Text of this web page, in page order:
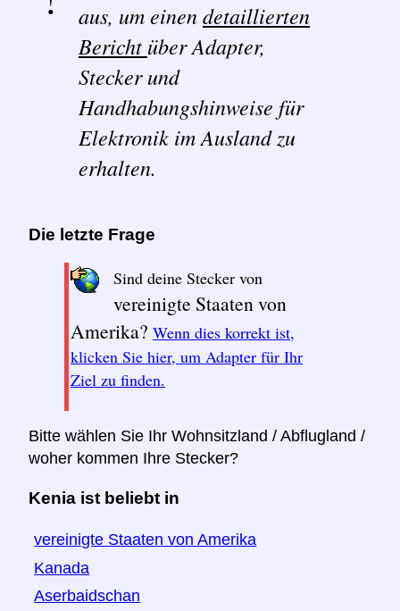
aus, um einendetaillierten
Bericht über Adapter,
Stecker und
Handhabungshinweise für
Elektronik im Ausland zu
erhalten.
Die letzte Frage
Sind deine Stecker von
vereinigte Staaten von
Amerika? Wenn dies korrekt ist,
klicken Sie hier, um Adapter für Ihr
Ziel zu finden.
Bitte wählen Sie Ihr Wohnsitzland / Abflugland /
woher kommen Ihre Stecker?
Kenia ist beliebt in
vereinigte Staaten von Amerika
Kanada
Aserbaidschan